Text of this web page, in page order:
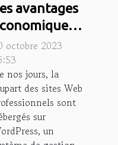
avantages
octobre 2023
nos jours, la
des sites Web
sont
sur
un